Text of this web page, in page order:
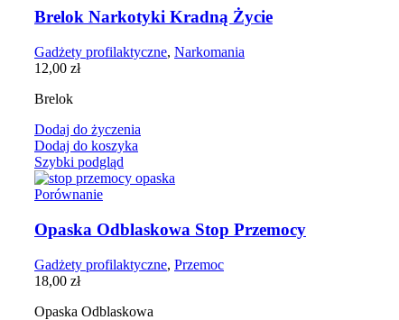
Brelok Narkotyki Kradną Życie
Gadżety profilaktyczne, Narkomania
12,00 zł
Brelok
Dodaj do życzenia
Dodaj do koszyka
Szybki podgląd
Porównanie
Opaska Odblaskowa Stop Przemocy
Gadżety profilaktyczne, Przemoc
18,00 zł
Opaska Odblaskowa